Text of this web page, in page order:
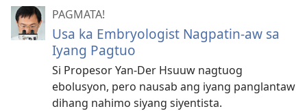
PAGMATA!
Usa ka Embryologist Nagpatin-aw sa
Iyang Pagtuo
Si Propesor Yan-Der Hsuuw nagtuog
ebolusyon, pero nausab ang iyang panglantaw
dihang nahimo siyang siyentista.